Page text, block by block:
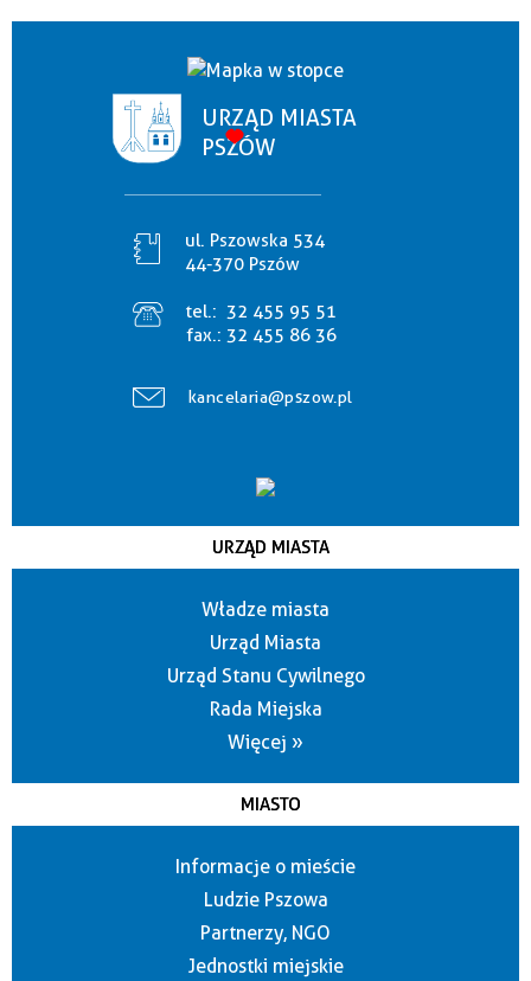
URZĄD MIASTA
PSZÓW
ul. Pszowska 534
44-370 Pszów
tel.: 32 455 95 51
fax.: 32 455 86 36
kancelaria@pszow.pl
URZĄD MIASTA
Władze miasta
Urząd Miasta
Urząd Stanu Cywilnego
Rada Miejska
Więcej »
MIASTO
Informacje o mieście
Ludzie Pszowa
Partnerzy, NGO
Jednostki miejskie